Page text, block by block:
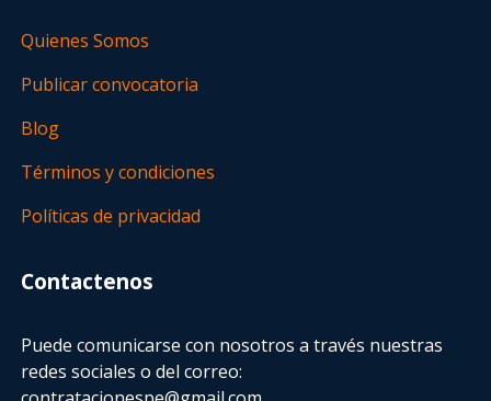
Quienes Somos
Publicar convocatoria
Blog
Términos y condiciones
Políticas de privacidad
Contactenos
Puede comunicarse con nosotros a través nuestras
redes sociales o del correo: